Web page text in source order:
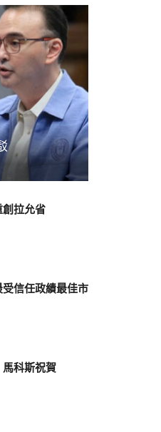
拉允省
信任政績最佳市
科斯祝賀